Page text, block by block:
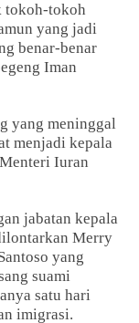
tokoh-tokoh
yang jadi
benar-benar
Iman
yang meninggal
menjadi kepala
Iuran
jabatan kepala
Merry
yang
suami
satu hari
imigrasi.